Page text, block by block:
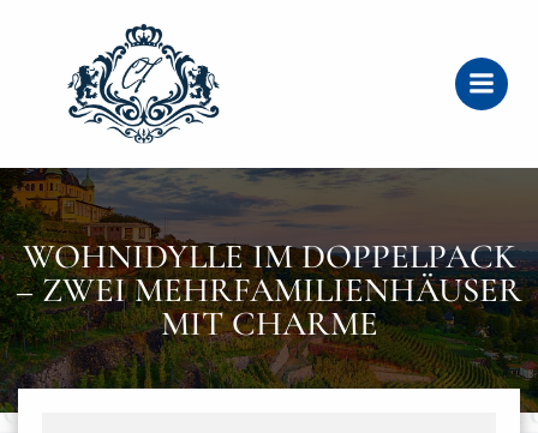
WOHNIDYLLE IM DOPPELPACK
– ZWEI MEHRFAMILIENHÄUSER
MIT CHARME